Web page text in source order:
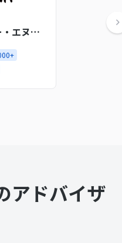
株式会社ディー・エヌ・エー
アドバイザ